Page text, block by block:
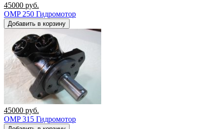
45000 руб.
OMP 250 Гидромотор
Добавить в корзину
45000 руб.
OMP 315 Гидромотор